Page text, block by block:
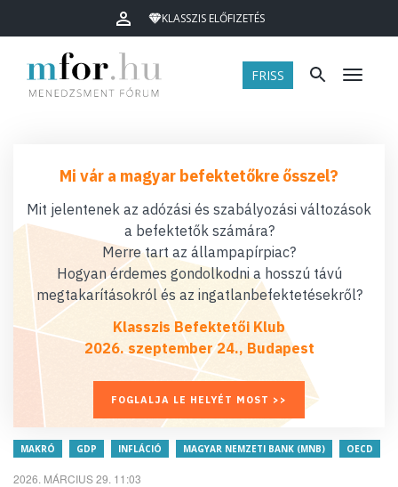
KLASSZIS ELŐFIZETÉS
FRISS Menü
Mi vár a magyar befektetőkre ősszel?
Mit jelentenek az adózási és szabályozási változások
a befektetők számára?
Merre tart az állampapírpiac?
Hogyan érdemes gondolkodni a hosszú távú
megtakarításokról és az ingatlanbefektetésekről?
Klasszis Befektetői Klub
2026. szeptember 24., Budapest
FOGLALJA LE HELYÉT MOST >>
MAKRÓ GDP INFLÁCIÓ MAGYAR NEMZETI BANK (MNB) OECD
2026. MÁRCIUS 29. 11:03